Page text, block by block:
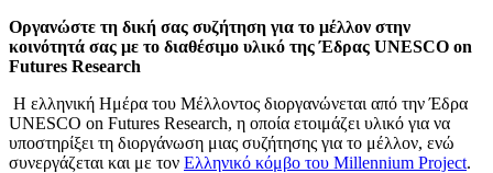
Οργανώστε τη δική σας συζήτηση για το μέλλον στην
κοινότητά σας με τo διαθέσιμο υλικό της Έδρας UNESCO on
Futures Research
Η ελληνική Ημέρα του Μέλλοντος διοργανώνεται από την Έδρα
UNESCO on Futures Research, η οποία ετοιμάζει υλικό για να
υποστηρίξει τη διοργάνωση μιας συζήτησης για το μέλλον, ενώ
συνεργάζεται και με τον Ελληνικό κόμβο του Millennium Project.